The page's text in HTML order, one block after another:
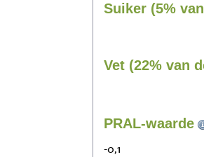
Suiker (5%
Vet (22% van
PRAL-waarde
-0,1